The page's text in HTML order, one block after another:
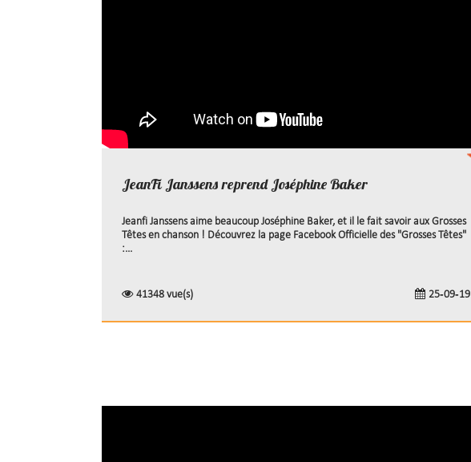
JeanFi Janssens reprend Joséphine Baker
Jeanfi Janssens aime beaucoup Joséphine Baker, et il le fait savoir aux Grosses
Têtes en chanson ! Découvrez la page Facebook Officielle des "Grosses Têtes"
:...
41348 vue(s) 25-09-19